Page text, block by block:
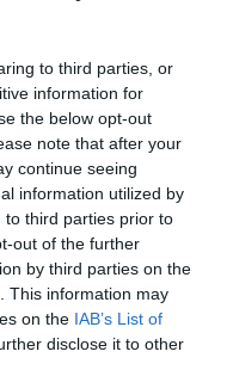
to third parties, or
information for
the below opt-out
note that after your
continue seeing
information utilized by
to third parties prior to
out of the further
by third parties on the
This information may
on the IAB’s List of
disclose it to other
locale, que dîtes vous
d’huîtres et aurez
avec un
suffisamment
prévue dans la
également l’occasion
non ?